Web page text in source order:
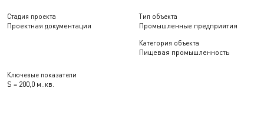
Стадия проекта
Проектная документация
Тип объекта
Промышленные предприятия
Категория объекта
Пищевая промышленность
Ключевые показатели
S = 200,0 м..кв.